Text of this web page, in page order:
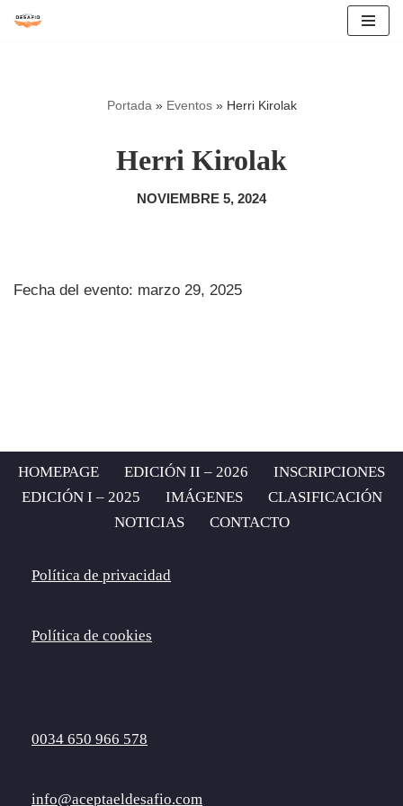
Portada » Eventos» Herri Kirolak
Herri Kirolak
NOVIEMBRE 5, 2024
Fecha del evento: marzo 29, 2025
HOMEPAGE EDICIÓN II – 2026
INSCRIPCIONES
EDICIÓN I – 2025
IMÁGENES
CLASIFICACIÓN
NOTICIAS
CONTACTO
Política de privacidad
Política de cookies
0034 650 966 578
info@aceptaeldesafio.com